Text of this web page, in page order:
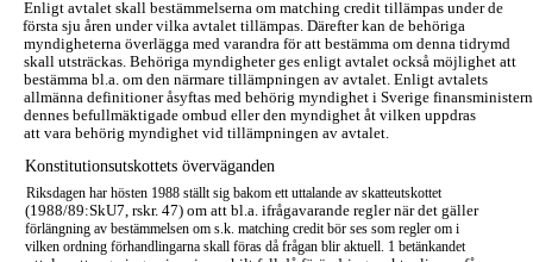
Enligt avtalet skall bestämmelserna om matching credit tillämpas under de
första sju åren under vilka avtalet tillämpas. Därefter kan de behöriga
myndigheterna överlägga med varandra för att bestämma om denna tidrymd
skall utsträckas. Behöriga myndigheter ges enligt avtalet också möjlighet att
bestämma bl.a. om den närmare tillämpningen av avtalet. Enligt avtalets
allmänna definitioner åsyftas med behörig myndighet i Sverige
dennes befullmäktigade ombud eller den myndighet åt vilken uppdras
att vara behörig myndighet vid tillämpningen av avtalet.
Konstitutionsutskottets överväganden
Riksdagen har hösten 1988 ställt sig bakom ett uttalande av skatteutskottet
(1988/89:SkU7, rskr. 47) om att bl.a. ifrågavarande regler när det gäller
förlängning av bestämmelsen om s.k. matching credit bör ses som regler om i
vilken ordning förhandlingarna skall föras då frågan blir aktuell. 1 betänkandet